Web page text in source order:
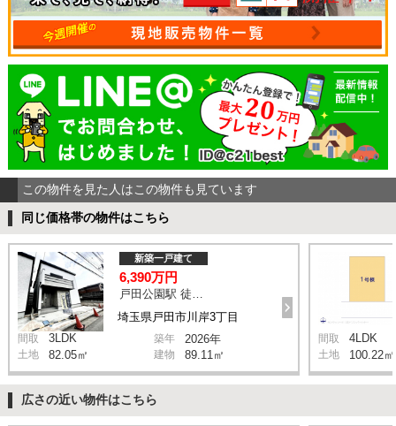
この物件を見た人はこの物件も見ています
同じ価格帯の物件はこちら
埼玉県戸田市川岸3丁目
新築一戸建て
6,390万円
戸田公園駅 徒歩9分
間取 3LDK 築年 2026年
土地 82.05㎡ 建物 89.11㎡
間取 4LDK
土地 100.22㎡
広さの近い物件はこちら